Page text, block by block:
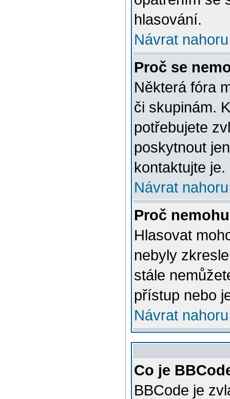
hlasování.
Návrat nahoru
Proč se
Některá fóra
či skupinám.
potřebujete
poskytnout
kontaktujte je.
Návrat nahoru
Proč
Hlasovat
nebyly
stále
přístup nebo
Návrat nahoru
Co je
BBCode je